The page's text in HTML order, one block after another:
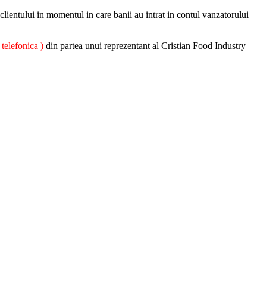
in momentul in care banii au intrat in contul vanzatorului
) din partea unui reprezentant al Cristian Food Industry